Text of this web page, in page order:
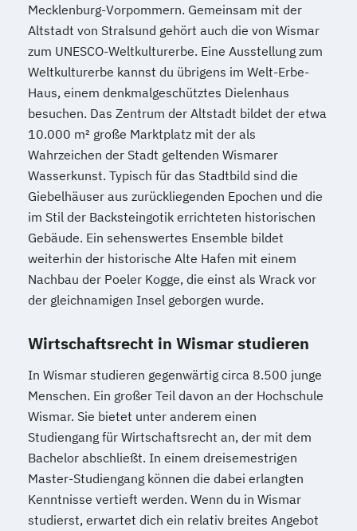
Mecklenburg-Vorpommern. Gemeinsam mit der
Altstadt von Stralsund gehört auch die von Wismar
zum UNESCO-Weltkulturerbe. Eine Ausstellung zum
Weltkulturerbe kannst du übrigens im Welt-Erbe-
Haus, einem denkmalgeschütztes Dielenhaus
besuchen. Das Zentrum der Altstadt bildet der etwa
10.000 m² große Marktplatz mit der als
Wahrzeichen der Stadt geltenden Wismarer
Wasserkunst. Typisch für das Stadtbild sind die
Giebelhäuser aus zurückliegenden Epochen und die
im Stil der Backsteingotik errichteten historischen
Gebäude. Ein sehenswertes Ensemble bildet
weiterhin der historische Alte Hafen mit einem
Nachbau der Poeler Kogge, die einst als Wrack vor
der gleichnamigen Insel geborgen wurde.
Wirtschaftsrecht in Wismar studieren
In Wismar studieren gegenwärtig circa 8.500 junge
Menschen. Ein großer Teil davon an der Hochschule
Wismar. Sie bietet unter anderem einen
Studiengang für Wirtschaftsrecht an, der mit dem
Bachelor abschließt. In einem dreisemestrigen
Master-Studiengang können die dabei erlangten
Kenntnisse vertieft werden. Wenn du in Wismar
studierst, erwartet dich ein relativ breites Angebot